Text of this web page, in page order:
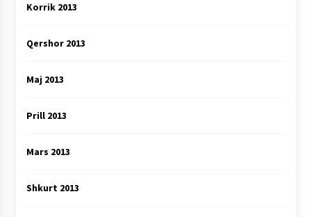
Korrik 2013
Qershor 2013
Maj 2013
Prill 2013
Mars 2013
Shkurt 2013